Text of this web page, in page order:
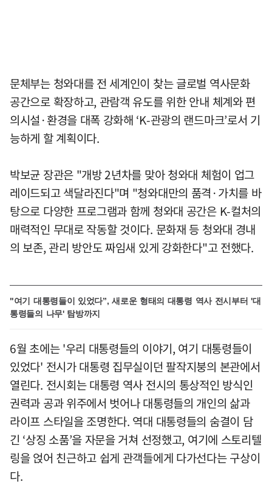
문체부는 청와대를 전 세계인이 찾는 글로벌 역사문화
공간으로 확장하고, 관람객 유도를 위한 안내 체계와 편
의시설·환경을 대폭 강화해 ‘K-관광의 랜드마크’로서 기
능하게 할 계획이다.
박보균 장관은 "개방 2년차를 맞아 청와대 체험이 업그
레이드되고 색달라진다"며 "청와대만의 품격·가치를 바
탕으로 다양한 프로그램과 함께 청와대 공간은 K-컬처의
매력적인 무대로 작동할 것이다. 문화재 등 청와대 경내
의 보존, 관리 방안도 짜임새 있게 강화한다"고 전했다.
"여기 대통령들이 있었다”, 새로운 형태의 대통령 역사 전시부터 '대
통령들의 나무' 탐방까지
6월 초에는 '우리 대통령들의 이야기, 여기 대통령들이
있었다' 전시가 대통령 집무실이던 팔작지붕의 본관에서
열린다. 전시회는 대통령 역사 전시의 통상적인 방식인
권력과 공과 위주에서 벗어나 대통령들의 개인의 삶과
라이프 스타일을 조명한다. 역대 대통령들의 숨결이 담
긴 ‘상징 소품’을 자문을 거쳐 선정했고, 여기에 스토리텔
링을 얹어 친근하고 쉽게 관객들에게 다가선다는 구상이
다.